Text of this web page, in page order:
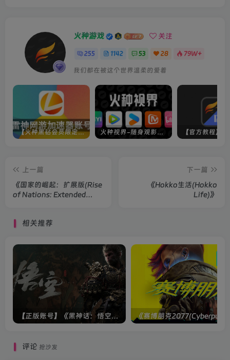
火种游戏 关注
255 1142 53 28 79W+
我们都在被这个世界温柔的爱着
【火种黑钻会员限定】雷神加速器账号 火种视界-随身观影神器（完美适配手机端）
上一篇
《国家的崛起：扩展版(Rise
of Nations: Extended
下一篇
《Hokko生活(Hokko
Life)》
相关推荐
【正版账号】《黑神话：悟空(BLACK MYTH WU KONG)》
评论 抢沙发